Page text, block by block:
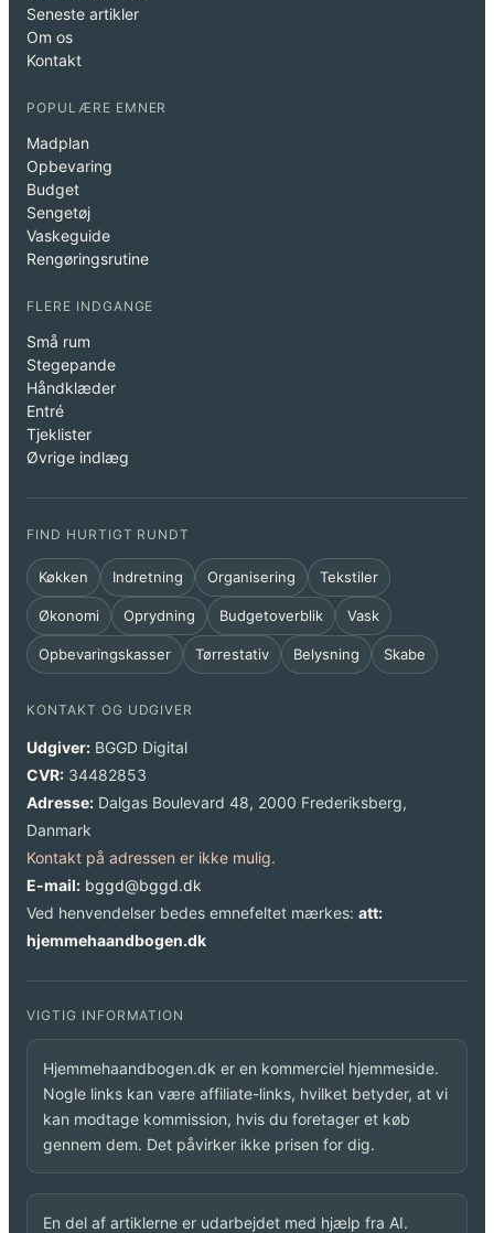
Seneste artikler
Om os
Kontakt
POPULÆRE EMNER
Madplan
Opbevaring
Budget
Sengetøj
Vaskeguide
Rengøringsrutine
FLERE INDGANGE
Små rum
Stegepande
Håndklæder
Entré
Tjeklister
Øvrige indlæg
FIND HURTIGT RUNDT
Køkken Indretning Organisering Tekstiler
Økonomi Oprydning Budgetoverblik Vask
Opbevaringskasser Tørrestativ Belysning Skabe
KONTAKT OG UDGIVER
Udgiver: BGGD Digital
CVR: 34482853
Adresse: Dalgas Boulevard 48, 2000 Frederiksberg,
Danmark
Kontakt på adressen er ikke mulig.
E-mail: bggd@bggd.dk
Ved henvendelser bedes emnefeltet mærkes: att:
hjemmehaandbogen.dk
VIGTIG INFORMATION
Hjemmehaandbogen.dk er en kommerciel hjemmeside.
Nogle links kan være affiliate-links, hvilket betyder, at vi
kan modtage kommission, hvis du foretager et køb
gennem dem. Det påvirker ikke prisen for dig.
En del af artiklerne er udarbejdet med hjælp fra AI.